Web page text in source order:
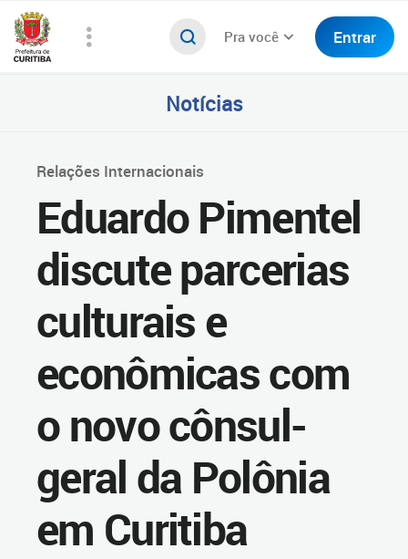
Pra você Entrar
Notícias
Relações Internacionais
Eduardo Pimentel
discute parcerias
culturais e
econômicas com
o novo cônsul-
geral da Polônia
em Curitiba